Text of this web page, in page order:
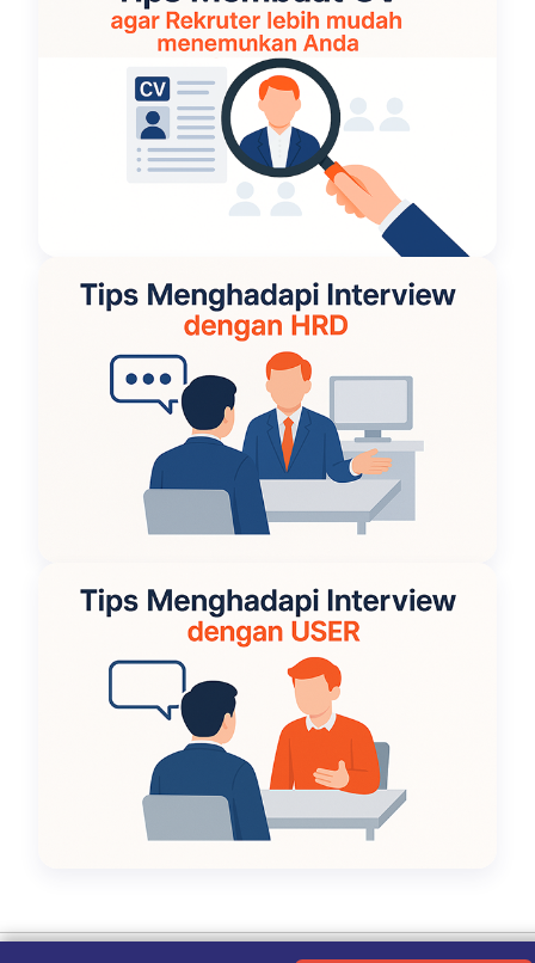
Kebijakan Privasi|Tentang Kami|